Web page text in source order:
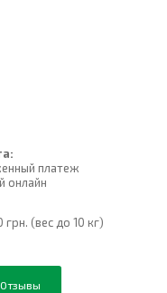
платеж
онлайн
грн. (вес до 10 кг)
Отзывы